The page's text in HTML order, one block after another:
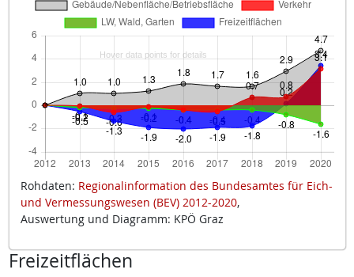
Rohdaten: Regionalinformation des Bundesamtes für Eich-
und Vermessungswesen (BEV) 2012-2020,
Auswertung und Diagramm: KPÖ Graz
Freizeitflächen